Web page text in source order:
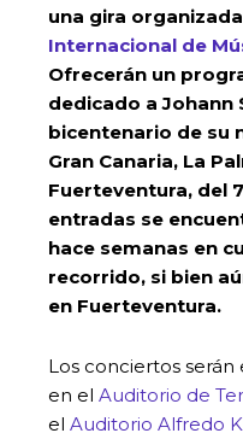
una gira
Internacional de
Ofrecerán un
dedicado a Johann
bicentenario de su
Gran Canaria, La
Fuerteventura, del
entradas se
hace semanas en
recorrido, si bien
en Fuerteventura.
Los conciertos
en el Auditorio de
el Auditorio Alfredo